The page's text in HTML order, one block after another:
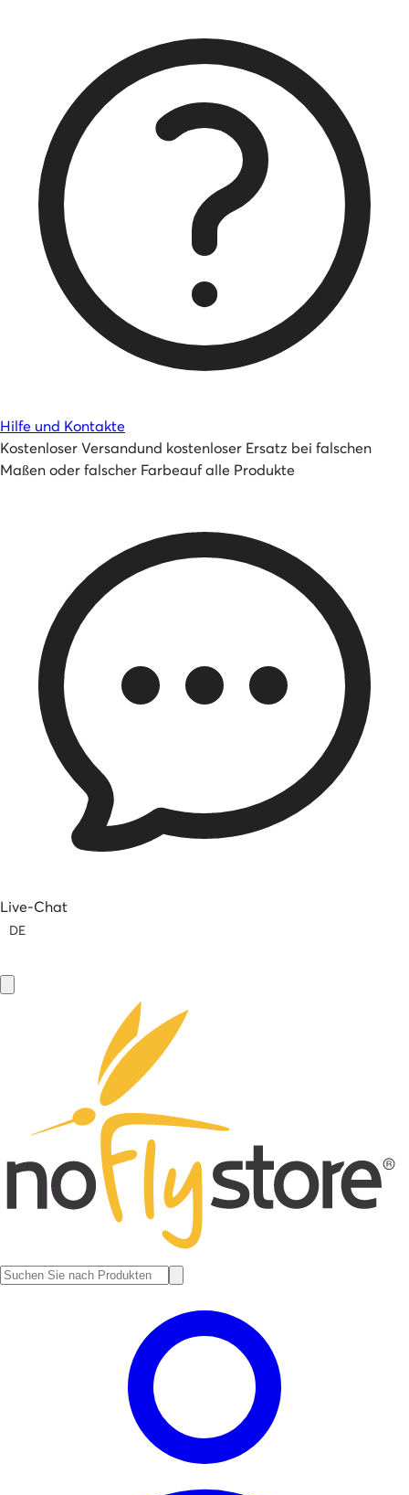
Hilfe und Kontakte
Kostenloser Versandund kostenloser Ersatz bei falschen
Maßen oder falscher Farbeauf alle Produkte
Live-Chat
DE